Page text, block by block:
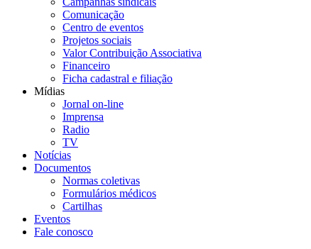
Comunicação
Centro de eventos
Projetos sociais
Valor Contribuição Associativa
Financeiro
Ficha cadastral e filiação
Mídias
Jornal on-line
Imprensa
Radio
TV
Notícias
Documentos
Normas coletivas
Formulários médicos
Cartilhas
Eventos
Fale conosco